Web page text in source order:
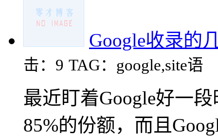
Google收录的
击：9 TAG：google,site语
最近盯着Google好一
85%的份额，而且